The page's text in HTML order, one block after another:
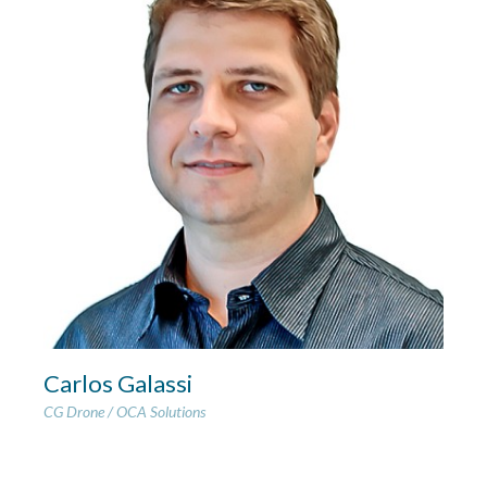
Carlos Galassi
CG Drone / OCA Solutions